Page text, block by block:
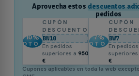
Aprovecha estos descuentos
pedidos
10%
DTO.
CUPÓN
DESCUENTO
BW10
En pedidos
superiores a 950
€
7%
DTO.
CUPÓN
BW7
En pedidos
superiores
€
Cupones aplicables en toda la web